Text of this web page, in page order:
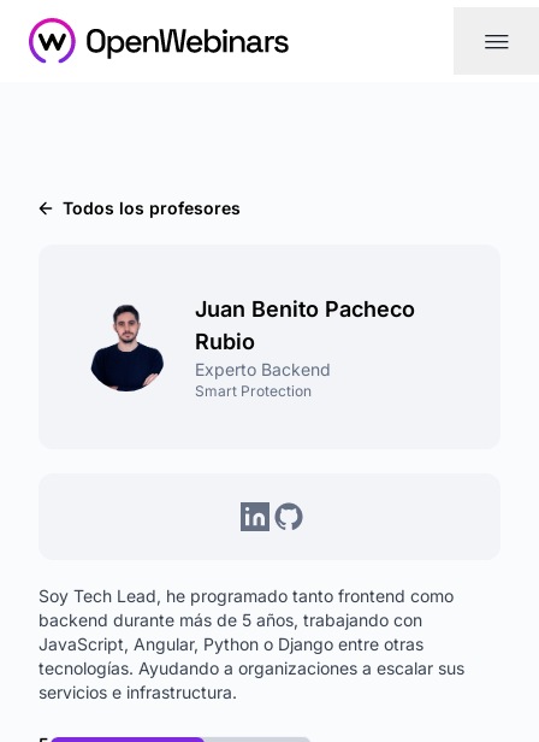
|||
Todos los profesores
Juan Benito Pacheco
Rubio
Experto Backend
Smart Protection
Soy Tech Lead, he programado tanto frontend como
backend durante más de 5 años, trabajando con
JavaScript, Angular, Python o Django entre otras
tecnologías. Ayudando a organizaciones a escalar sus
servicios e infrastructura.